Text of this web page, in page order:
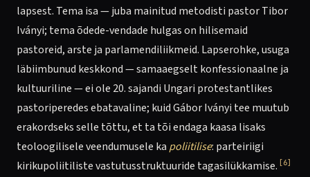
lapsest. Tema isa — juba mainitud metodisti pastor Tibor
Iványi; tema õdede-vendade hulgas on hilisemaid
pastoreid, arste ja parlamendiliikmeid. Lapserohke, usuga
läbiimbunud keskkond — samaaegselt konfessionaalne ja
kultuuriline — ei ole 20. sajandi Ungari protestantlikes
pastoriperedes ebatavaline; kuid Gábor Iványi tee muutub
erakordseks selle tõttu, et ta tõi endaga kaasa lisaks
teoloogilisele veendumusele ka poliitilise: parteiriigi
kirikupoliitiliste vastutusstruktuuride tagasilükkamise. [6]